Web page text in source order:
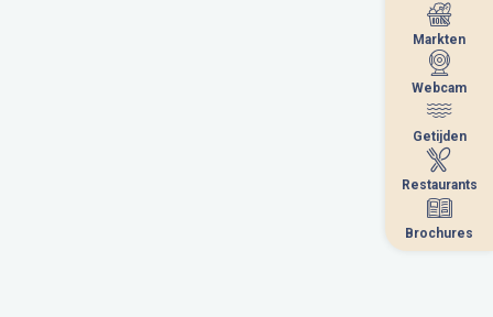
Markten
Webcam
Getijden
Restaurants
Brochures